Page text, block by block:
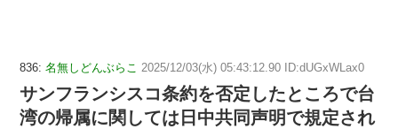
836: 名無しどんぶらこ 2025/12/03(水) 05:43:12.90 ID:dUGxWLax0
サンフランシスコ条約を否定したところで台
湾の帰属に関しては日中共同声明で規定され